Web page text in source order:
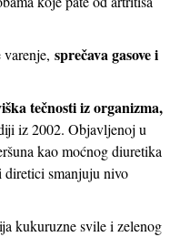
sprečava gasove i
tečnosti iz organizma,
iz 2002. Objavljenoj u
kao moćnog diuretika
diretici smanjuju nivo
kukuruzne svile i zelenog